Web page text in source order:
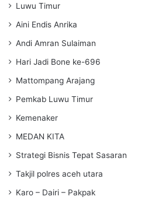
Luwu Timur
Aini Endis Anrika
Andi Amran Sulaiman
Hari Jadi Bone ke-696
Mattompang Arajang
Pemkab Luwu Timur
Kemenaker
MEDAN KITA
Strategi Bisnis Tepat Sasaran
Takjil polres aceh utara
Karo – Dairi – Pakpak